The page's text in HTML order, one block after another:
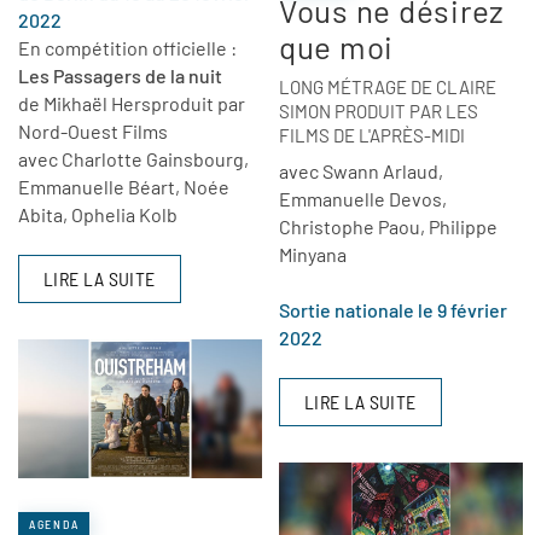
2022
En compétition officielle :
Les Passagers de la nuit
de Mikhaël Hersproduit par
Nord-Ouest Films
avec Charlotte Gainsbourg,
Emmanuelle Béart, Noée
Abita, Ophelia Kolb
LIRE LA SUITE
AGENDA
Vous ne désirez
que moi
LONG MÉTRAGE DE CLAIRE
SIMON PRODUIT PAR LES
FILMS DE L'APRÈS-MIDI
avec Swann Arlaud,
Emmanuelle Devos,
Christophe Paou, Philippe
Minyana
Sortie nationale le 9 février
2022
LIRE LA SUITE